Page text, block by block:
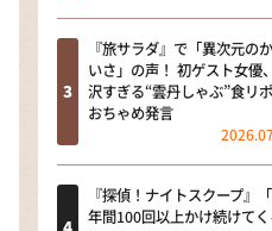
『旅サラダ』で「異次元の
いさ」の声！ 初ゲスト女優
沢すぎる“雲丹しゃぶ”食リ
おちゃめ発言
『探偵！ナイトスクープ』
年間100回以上かけ続けて